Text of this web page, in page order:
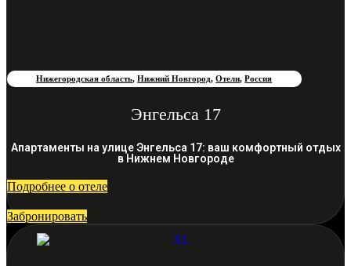
Нижегородская область,Нижний Новгород,Отели,Россия
Энгельса 17
Апартаменты на улице Энгельса 17: ваш комфортный отдых
в Нижнем Новгороде
Подробнее о отеле
Забронировать